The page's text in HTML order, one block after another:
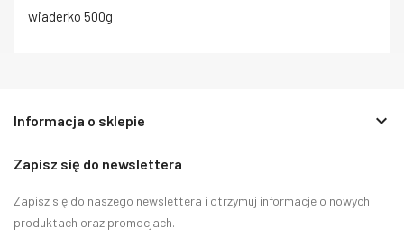
wiaderko 500g
Informacja o sklepie keyboard_arrow_down
Zapisz się do newslettera
Zapisz się do naszego newslettera i otrzymuj informacje o nowych
produktach oraz promocjach.